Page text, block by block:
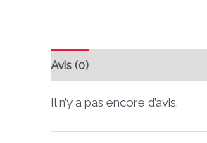
Avis (0)
Il n’y a pas encore d’avis.